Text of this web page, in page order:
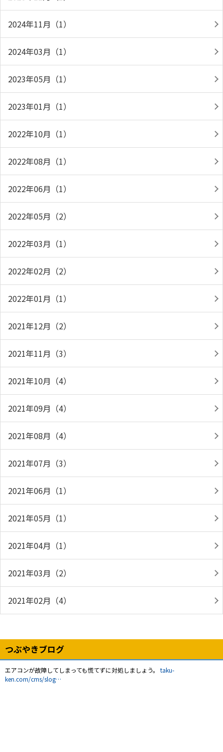
2024年11月（1）
2024年03月（1）
2023年05月（1）
2023年01月（1）
2022年10月（1）
2022年08月（1）
2022年06月（1）
2022年05月（2）
2022年03月（1）
2022年02月（2）
2022年01月（1）
2021年12月（2）
2021年11月（3）
2021年10月（4）
2021年09月（4）
2021年08月（4）
2021年07月（3）
2021年06月（1）
2021年05月（1）
2021年04月（1）
2021年03月（2）
2021年02月（4）
つぶやきブログ